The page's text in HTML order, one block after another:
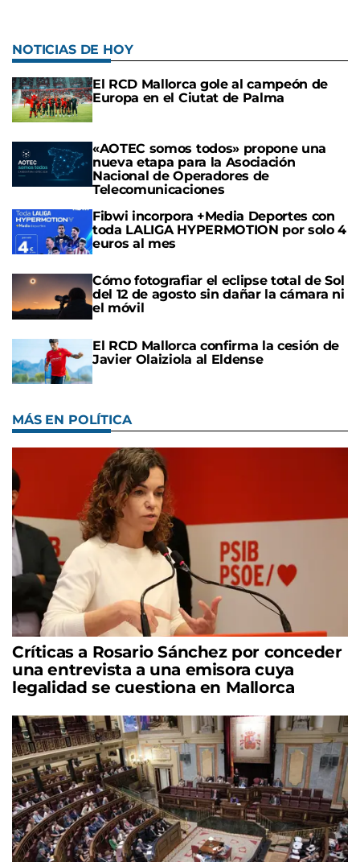
NOTICIAS DE HOY
El RCD Mallorca gole al campeón de
Europa en el Ciutat de Palma
«AOTEC somos todos» propone una
nueva etapa para la Asociación
Nacional de Operadores de
Telecomunicaciones
Fibwi incorpora +Media Deportes con
toda LALIGA HYPERMOTION por solo 4
euros al mes
Cómo fotografiar el eclipse total de Sol
del 12 de agosto sin dañar la cámara ni
el móvil
El RCD Mallorca confirma la cesión de
Javier Olaiziola al Eldense
MÁS EN POLÍTICA
Críticas a Rosario Sánchez por conceder
una entrevista a una emisora cuya
legalidad se cuestiona en Mallorca